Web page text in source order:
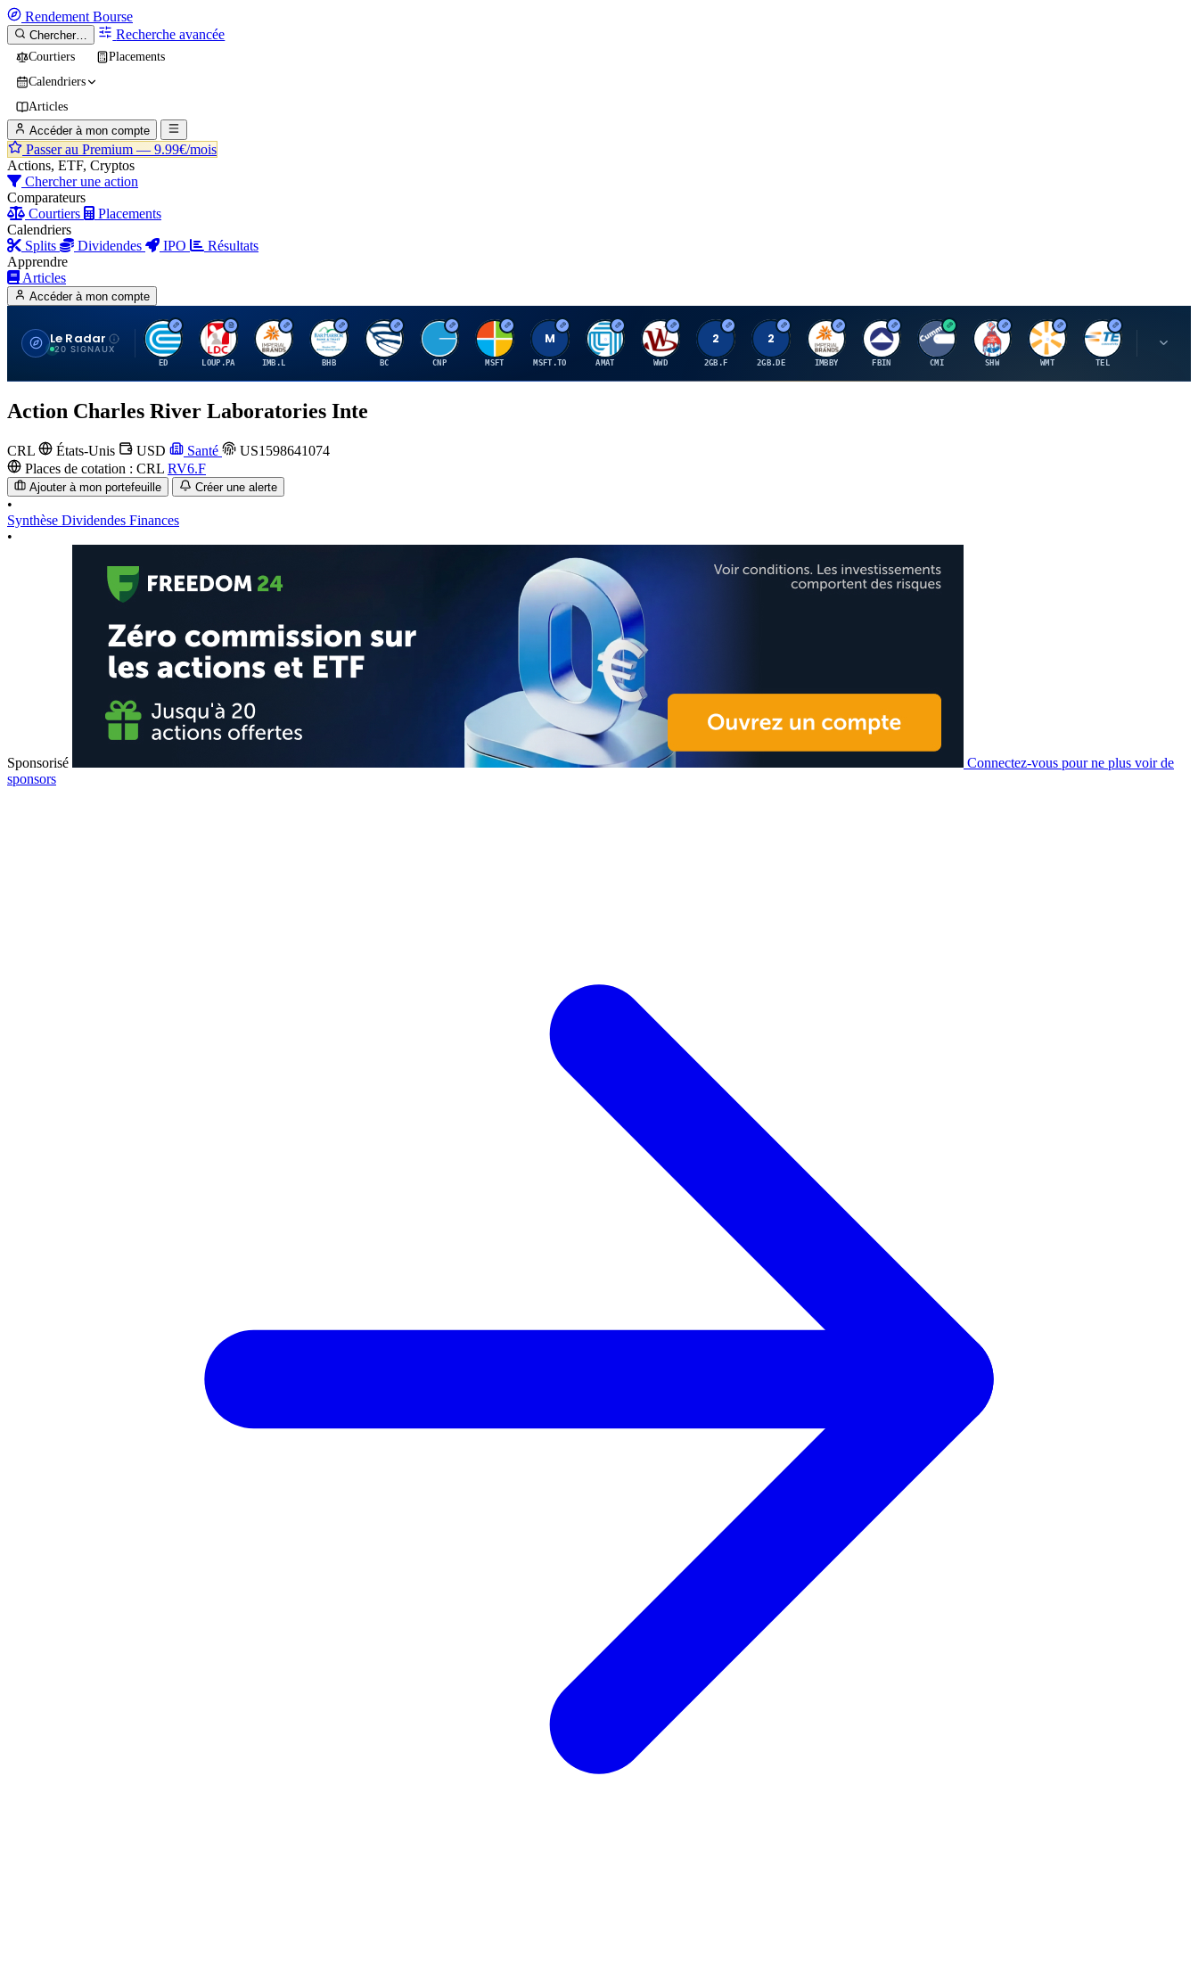
Rendement Bourse
Chercher… Recherche avancée
Courtiers
Placements
Calendriers
Articles
Accéder à mon compte
Passer au Premium — 9.99€/mois
Actions, ETF, Cryptos
Chercher une action
Comparateurs
Courtiers
Placements
Calendriers
Splits
Dividendes IPO
Résultats
Apprendre
Articles
Accéder à mon compte
Le Radar
20 SIGNAUX
C
ED
L
LOUP.PA
I
IMB.L
B
BHB
B
BC
C
CNP
M
MSFT
M
MSFT.TO
A
AMAT
W
WWD
2
2GB.F
2
2GB.DE
I
IMBBY
F
FBIN
C
CMI
S
SHW
W
WMT TEL
M
Action Charles River Laboratories Inte
CRL États-Unis USD Santé
US1598641074
Places de cotation : CRL RV6.F
Ajouter à mon portefeuille Créer une alerte
•
Synthèse Dividendes Finances
•
Sponsorisé
Connectez-vous pour ne plus voir de
sponsors